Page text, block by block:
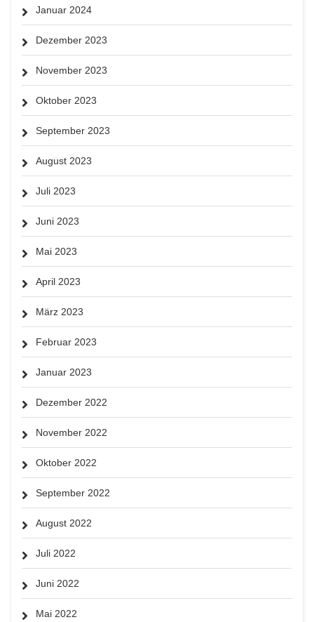
Januar 2024
Dezember 2023
November 2023
Oktober 2023
September 2023
August 2023
Juli 2023
Juni 2023
Mai 2023
April 2023
März 2023
Februar 2023
Januar 2023
Dezember 2022
November 2022
Oktober 2022
September 2022
August 2022
Juli 2022
Juni 2022
Mai 2022